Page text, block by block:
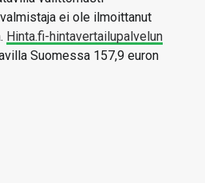
ei ole ilmoittanut
Hinta.fi-hintavertailupalvelun
Suomessa 157,9 euron